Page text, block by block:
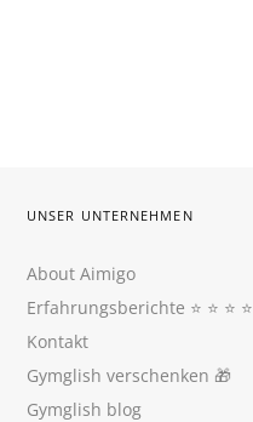
UNSER UNTERNEHMEN
About Aimigo
Erfahrungsberichte ⭐️ ⭐️ ⭐️ ⭐️
Kontakt
Gymglish verschenken 🎁
Gymglish blog